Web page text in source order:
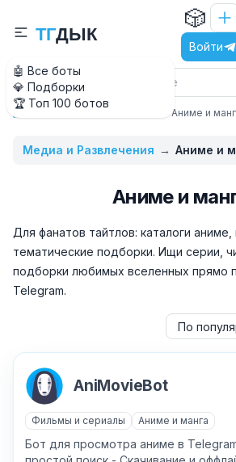
🤖 Все боты
💎 Подборки
🏆 Топ 100 ботов
ТГДЫК
🎲
Войти
Главная Аниме и
Медиа и Развлечения → Аниме и
Аниме и
Для фанатов тайтлов: каталоги
тематические подборки. Ищи серии,
подборки любимых вселенных прямо
Telegram.
AniMovieBot
Фильмы и сериалы Аниме и манга
Бот для просмотра аниме в